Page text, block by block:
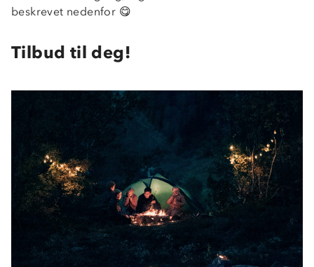
beskrevet nedenfor 😋
Tilbud til deg!